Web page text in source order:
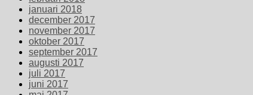
januari 2018
december 2017
november 2017
oktober 2017
september 2017
augusti 2017
juli 2017
juni 2017